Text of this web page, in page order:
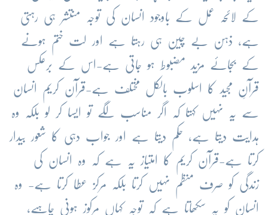
کے لائحہ عمل کے باوجود انسان کی توجہ منتشر ہی رہتی
ہے، ذہن بے چین ہی رہتا ہے اور لت ختم ہونے
کے بجائے مزید مضبوط ہو جاتی ہے-اس کے برعکس
قرآنِ مجید کا اسلوب بالکل مختلف ہے-قرآن کریم انسان
سے یہ نہیں کہتا کہ اگر مناسب لگے تو ایسا کر لو بلکہ وہ
ہدایت دیتا ہے، حکم دیتا ہے اور جواب دہی کا شعور بیدار
کرتا ہے-قرآن کریم کا امتیاز یہ ہے کہ وہ انسان کی
زندگی کو صرف منظم نہیں کرتا بلکہ مرکز عطا کرتا ہے- وہ
انسان کو یہ سکھاتا ہے کہ توجہ کہاں مرکوز ہونی چاہیے،